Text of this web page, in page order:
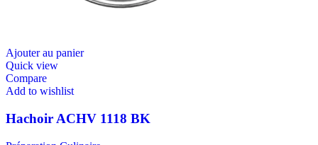
Ajouter au panier
Quick view
Compare
Add to wishlist
Hachoir ACHV 1118 BK